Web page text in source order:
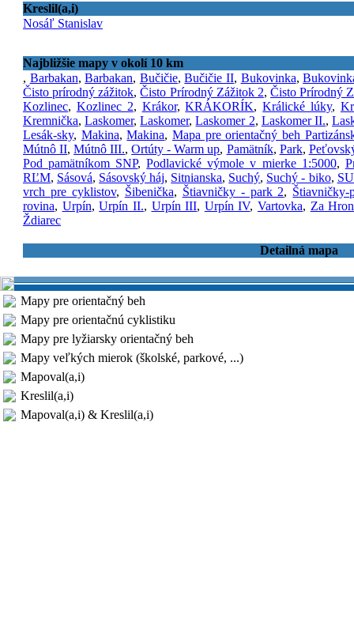
Kreslil(a,i)
Nosáľ Stanislav
Najbližšie mapy v okolí 10 km
, Barbakan,Barbakan, Bučičie,Bučičie II, Bukovinka,
Čisto prírodný zážitok,Čisto Prírodný Zážitok 2, Čisto Prírodný
Kozlinec, Kozlinec 2, Krákor,KRÁKORÍK,Králické lúky,
Kremnička,Laskomer,Laskomer,Laskomer 2, Laskomer II.,
Lesák-sky, Makina,Makina,Mapa pre orientačný beh
Mútnô II,Mútnô III.,Ortúty - Warm up, Pamätník, Park,
Pod pamätníkom SNP,Podlavické výmole v mierke 1:5000,
RĽM, Sásová, Sásovský háj, Sitnianska, Suchý, Suchý - biko,
vrch pre cyklistov, Šibenička, Štiavničky - park 2, Štiavničky-
rovina, Urpín,Urpín II., Urpín III, Urpín IV, Vartovka, Za
Ždiarec
Detailná mapa
Mapy pre orientačný beh
Mapy pre orientačnú cyklistiku
Mapy pre lyžiarsky orientačný beh
Mapy veľkých mierok (školské, parkové, ...)
Mapoval(a,i)
Kreslil(a,i)
Mapoval(a,i) & Kreslil(a,i)